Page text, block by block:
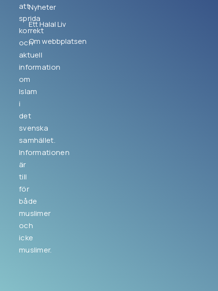
att
sprida
korrekt
och
aktuell
information
om
Islam
i
det
svenska
samhället.
Informationen
är
till
för
både
muslimer
och
icke
muslimer.
Nyheter
Ett Halal Liv
Om webbplatsen